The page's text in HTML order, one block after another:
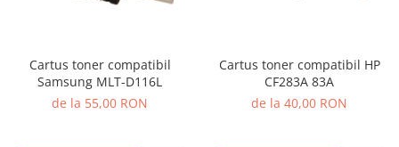
Cartus toner compatibil
Samsung MLT-D116L
de la 55,00 RON
Cartus toner compatibil HP
CF283A 83A
de la 40,00 RON